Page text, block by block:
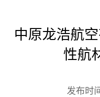
用户案例
中原龙浩航
性航
发布时